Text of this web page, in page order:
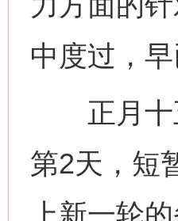
中度过，早
正月十五
第2天，短
上新一轮